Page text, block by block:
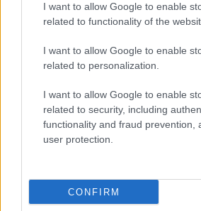
I want to allow Google to enable
related to functionality of the
I want to allow Google to enable
related to personalization.
I want to allow Google to enable
related to security, including
functionality and fraud prevention,
user protection.
CONFIRM
Márka :